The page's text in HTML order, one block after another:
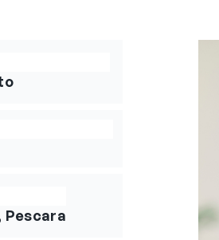
Pescara